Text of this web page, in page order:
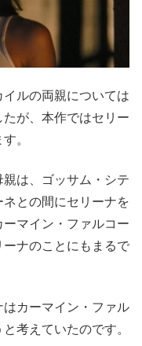
ルの両親については
が、本作ではセリー
。
は、ゴッサム・シテ
との間にセリーナを
マイン・ファルコー
ナのことにもまるで
カーマイン・ファル
考えていたのです。